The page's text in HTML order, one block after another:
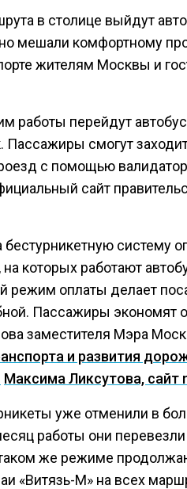
в столице выйдут
мешали комфортному
жителям Москвы и
работы перейдут
смогут
с помощью
сайт
систему
которых работают
режим оплаты делает
Пассажиры экономят
заместителя Мэра
и развития
Максима Ликсутова, сайт
уже отменили в
работы они
же режиме
«Витязь-М» на всех